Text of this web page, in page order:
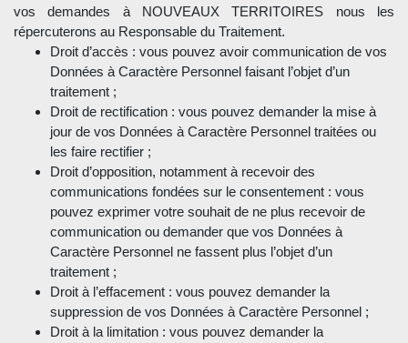
vos demandes à NOUVEAUX TERRITOIRES nous les
répercuterons au Responsable du Traitement.
Droit d’accès : vous pouvez avoir communication de vos
Données à Caractère Personnel faisant l’objet d’un
traitement ;
Droit de rectification : vous pouvez demander la mise à
jour de vos Données à Caractère Personnel traitées ou
les faire rectifier ;
Droit d’opposition, notamment à recevoir des
communications fondées sur le consentement : vous
pouvez exprimer votre souhait de ne plus recevoir de
communication ou demander que vos Données à
Caractère Personnel ne fassent plus l’objet d’un
traitement ;
Droit à l’effacement : vous pouvez demander la
suppression de vos Données à Caractère Personnel ;
Droit à la limitation : vous pouvez demander la